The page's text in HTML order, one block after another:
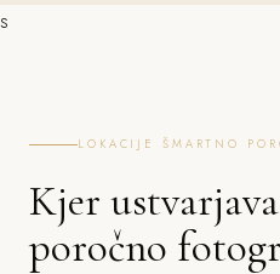
s
LOKACIJE ŠMARTNO
Kjer ustvarjava
poročno